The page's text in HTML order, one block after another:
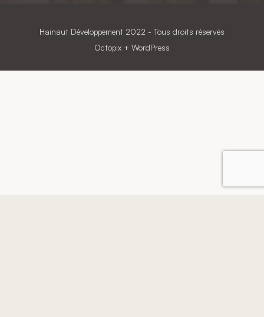
Hainaut Développement 2022 - Tous droits réservés
Octopix + WordPress